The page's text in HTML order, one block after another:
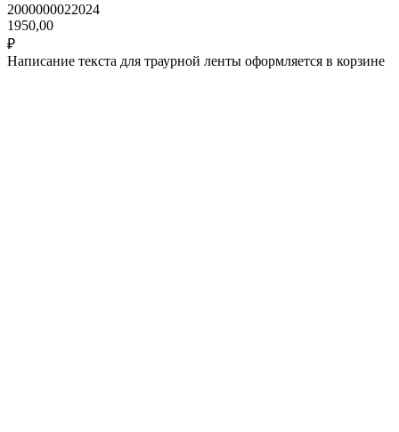
2000000022024
1950,00
₽
Написание текста для траурной ленты оформляется в корзине